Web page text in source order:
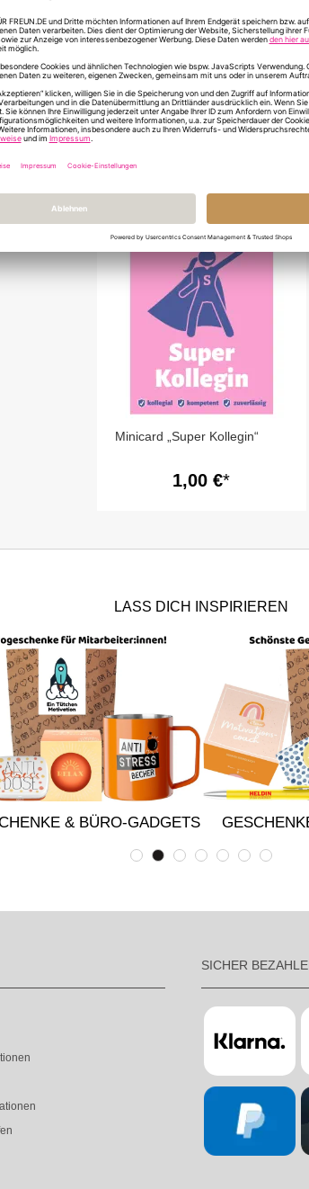
DU
Minicard „Super Kollegin“
1,00 €
LASS DICH INSPIRIEREN
& BÜRO-GADGETS
SICHER